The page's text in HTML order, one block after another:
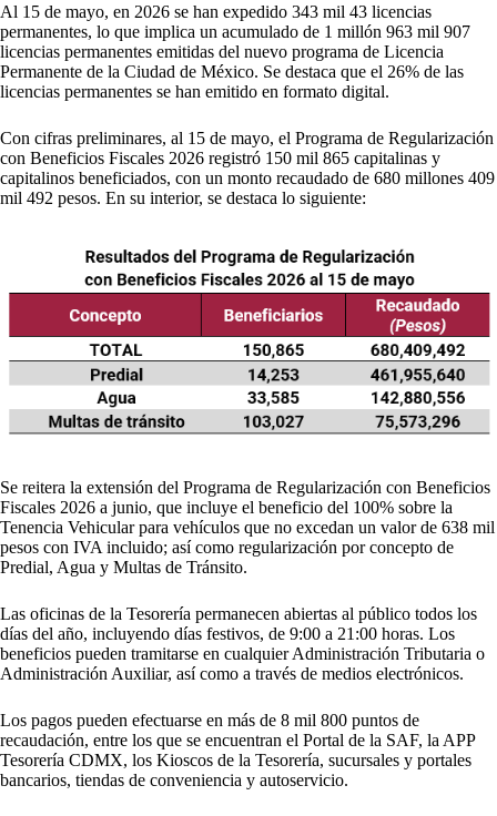
Al 15 de mayo, en 2026 se han expedido 343 mil 43 licencias
permanentes, lo que implica un acumulado de 1 millón 963 mil 907
licencias permanentes emitidas del nuevo programa de Licencia
Permanente de la Ciudad de México. Se destaca que el 26% de las
licencias permanentes se han emitido en formato digital.
Con cifras preliminares, al 15 de mayo, el Programa de Regularización
con Beneficios Fiscales 2026 registró 150 mil 865 capitalinas y
capitalinos beneficiados, con un monto recaudado de 680 millones 409
mil 492 pesos. En su interior, se destaca lo siguiente:
Se reitera la extensión del Programa de Regularización con Beneficios
Fiscales 2026 a junio, que incluye el beneficio del 100% sobre la
Tenencia Vehicular para vehículos que no excedan un valor de 638 mil
pesos con IVA incluido; así como regularización por concepto de
Predial, Agua y Multas de Tránsito.
Las oficinas de la Tesorería permanecen abiertas al público todos los
días del año, incluyendo días festivos, de 9:00 a 21:00 horas. Los
beneficios pueden tramitarse en cualquier Administración Tributaria o
Administración Auxiliar, así como a través de medios electrónicos.
Los pagos pueden efectuarse en más de 8 mil 800 puntos de
recaudación, entre los que se encuentran el Portal de la SAF, la APP
Tesorería CDMX, los Kioscos de la Tesorería, sucursales y portales
bancarios, tiendas de conveniencia y autoservicio.